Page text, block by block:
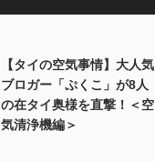
【タイの空気事情】大人気
ブロガー「ぷくこ」が8人
の在タイ奥様を直撃！＜空
気清浄機編＞